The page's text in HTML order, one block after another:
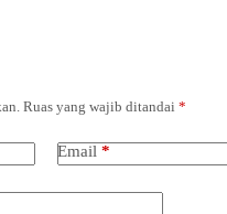
Ruas yang wajib ditandai *
Email *